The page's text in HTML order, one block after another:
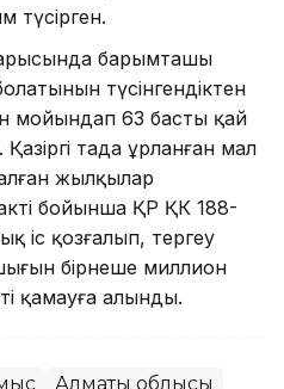
түсірген.
барымташы
түсінгендіктен
мойындап 63 бастың қай
таңда ұрланған мал
жылқылар
бойынша ҚР ҚК 188-
іс қозғалып, тергеу
бірнеше миллион
қамауға алынды.
Алматы облысы